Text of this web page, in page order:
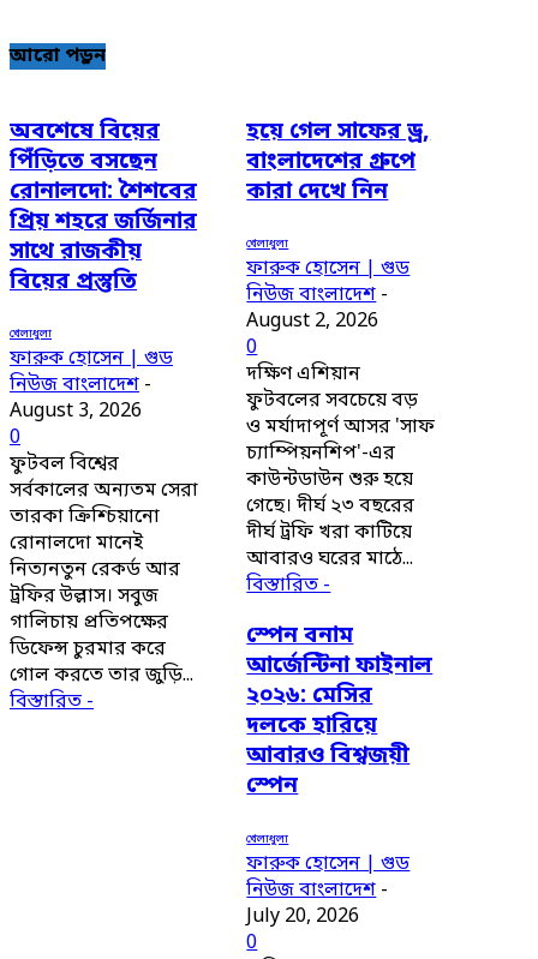
আরো পড়ুন
অবশেষে বিয়ের
পিঁড়িতে বসছেন
রোনালদো: শৈশবের
প্রিয় শহরে জর্জিনার
সাথে রাজকীয়
বিয়ের প্রস্তুতি
খেলাধুলা
ফারুক হোসেন | গুড
নিউজ বাংলাদেশ -
August 3, 2026
0
ফুটবল বিশ্বের
সর্বকালের অন্যতম সেরা
তারকা ক্রিশ্চিয়ানো
রোনালদো মানেই
নিত্যনতুন রেকর্ড আর
ট্রফির উল্লাস। সবুজ
গালিচায় প্রতিপক্ষের
ডিফেন্স চুরমার করে
গোল করতে তার জুড়ি...
বিস্তারিত -
হয়ে গেল সাফের ড্র,
বাংলাদেশের গ্রুপে
কারা দেখে নিন
খেলাধুলা
ফারুক হোসেন | গুড
নিউজ বাংলাদেশ -
August 2, 2026
0
দক্ষিণ এশিয়ান
ফুটবলের সবচেয়ে বড়
ও মর্যাদাপূর্ণ আসর 'সাফ
চ্যাম্পিয়নশিপ'-এর
কাউন্টডাউন শুরু হয়ে
গেছে। দীর্ঘ ২৩ বছরের
দীর্ঘ ট্রফি খরা কাটিয়ে
আবারও ঘরের মাঠে...
বিস্তারিত -
স্পেন বনাম
আর্জেন্টিনা ফাইনাল
২০২৬: মেসির
দলকে হারিয়ে
আবারও বিশ্বজয়ী
স্পেন
খেলাধুলা
ফারুক হোসেন | গুড
নিউজ বাংলাদেশ -
July 20, 2026
0